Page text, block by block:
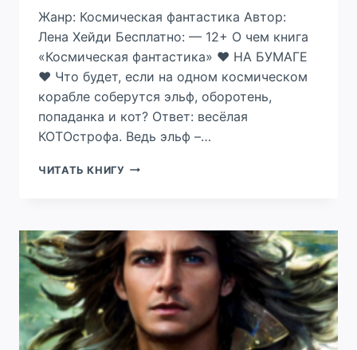
Жанр: Космическая фантастика Автор:
Лена Хейди Бесплатно: — 12+ О чем книга
«Космическая фантастика» ❤ НА БУМАГЕ
❤ Что будет, если на одном космическом
корабле соберутся эльф, оборотень,
попаданка и кот? Ответ: весёлая
КОТОстрофа. Ведь эльф –…
ЧИТАТЬ КНИГУ ДЕРЗОК